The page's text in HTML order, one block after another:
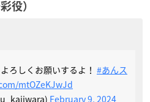
役）
ろしくお願いするよ！ #あんス
mtOZeKJwJd
February 9, 2024